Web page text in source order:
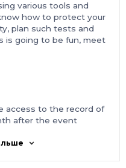
various tools and
how to protect your
plan such tests and
is going to be fun, meet
access to the record of
after the event